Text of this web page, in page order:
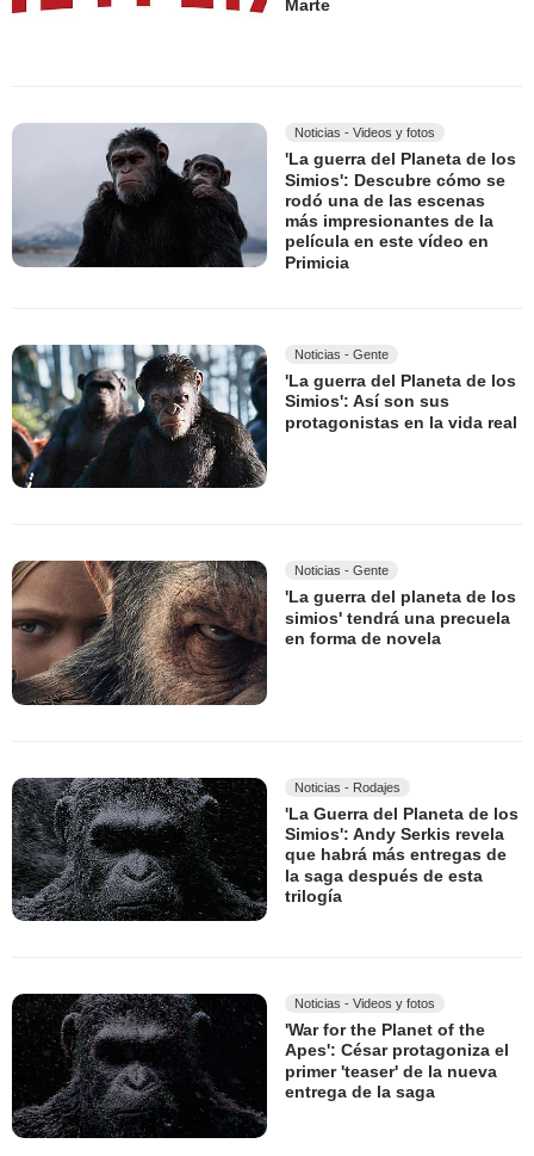
Marte
Noticias - Videos y fotos
'La guerra del Planeta de los
Simios': Descubre cómo se
rodó una de las escenas
más impresionantes de la
película en este vídeo en
Primicia
Noticias - Gente
'La guerra del Planeta de los
Simios': Así son sus
protagonistas en la vida real
Noticias - Gente
'La guerra del planeta de los
simios' tendrá una precuela
en forma de novela
Noticias - Rodajes
'La Guerra del Planeta de los
Simios': Andy Serkis revela
que habrá más entregas de
la saga después de esta
trilogía
Noticias - Videos y fotos
'War for the Planet of the
Apes': César protagoniza el
primer 'teaser' de la nueva
entrega de la saga